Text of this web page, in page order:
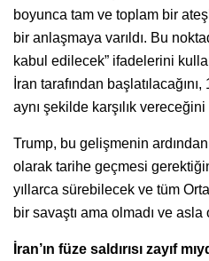
boyunca tam ve toplam bir
bir anlaşmaya varıldı. Bu
kabul edilecek” ifadelerini
İran tarafından
aynı şekilde karşılık
Trump, bu gelişmenin
olarak tarihe geçmesi
yıllarca sürebilecek ve tüm
bir savaştı ama olmadı ve
İran’ın füze saldırısı zayıf